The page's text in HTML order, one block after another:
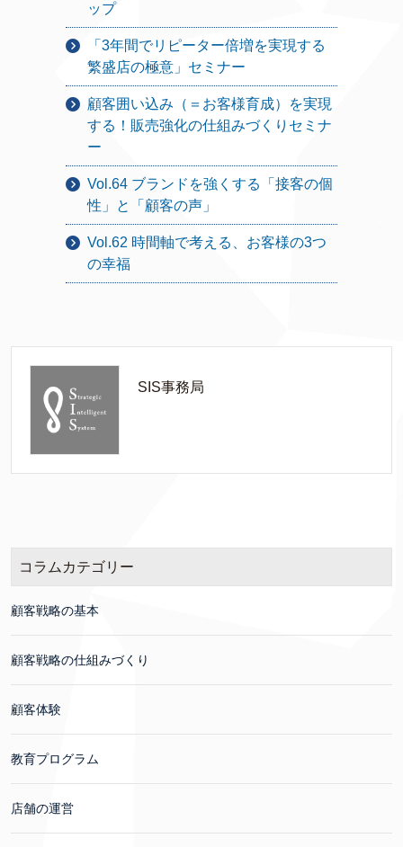
ップ
「3年間でリピーター倍増を実現する
繁盛店の極意」セミナー
顧客囲い込み（＝お客様育成）を実現
する！販売強化の仕組みづくりセミナ
ー
Vol.64 ブランドを強くする「接客の個
性」と「顧客の声」
Vol.62 時間軸で考える、お客様の3つ
の幸福
SIS事務局
コラムカテゴリー
顧客戦略の基本
顧客戦略の仕組みづくり
顧客体験
教育プログラム
店舗の運営